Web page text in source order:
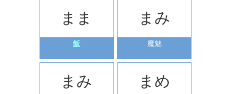
まま
飯
まみ
魔魅
まみ まめ